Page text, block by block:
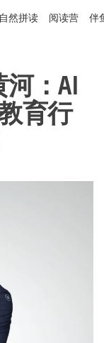
自然拼读 阅读营 伴
河：AI
育行